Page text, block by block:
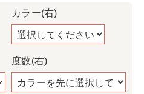
カラー(右)
度数(右)